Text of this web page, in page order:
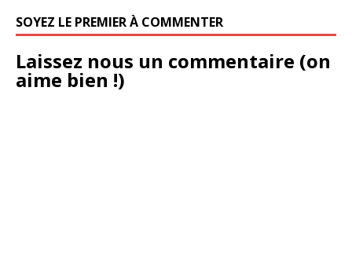
SOYEZ LE PREMIER À COMMENTER
Laissez nous un commentaire (on
aime bien !)